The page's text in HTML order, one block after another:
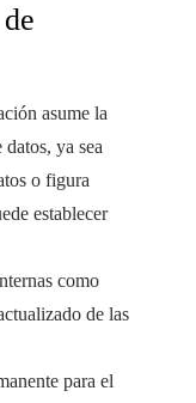
asume la
ya sea
o figura
establecer
como
de las
para el